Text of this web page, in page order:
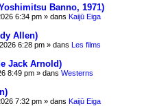
Banno, 1971)
6:34 pm » dans Kaijū Eiga
Allen)
6:28 pm » dans Les films
Jack Arnold)
8:49 pm » dans Westerns
7:32 pm » dans Kaijū Eiga